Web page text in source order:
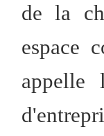
de la
espace
appelle